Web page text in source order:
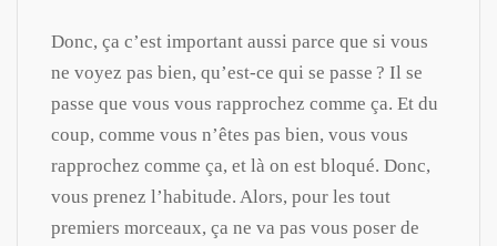
Donc, ça c’est important aussi parce que si vous
ne voyez pas bien, qu’est-ce qui se passe ? Il se
passe que vous vous rapprochez comme ça. Et du
coup, comme vous n’êtes pas bien, vous vous
rapprochez comme ça, et là on est bloqué. Donc,
vous prenez l’habitude. Alors, pour les tout
premiers morceaux, ça ne va pas vous poser de